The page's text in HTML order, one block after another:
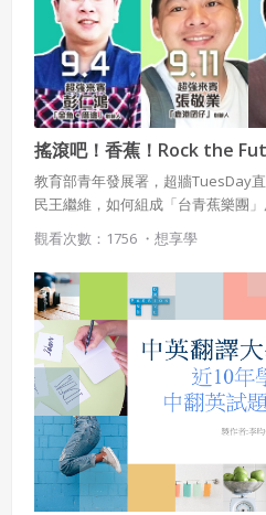
搖滾吧！香蕉！Rock the
生！
教育部青年發展署，超牆TuesDay
民王繼維，如何組成「台青蕉樂團
出年輕人的熱血與夢想，喚回大家
7點超牆TuesDay
觀看次數：1756 ・ 想享學
使用
使用
還沒有註冊帳號嗎
使用
已閱讀使用條款
已經有註冊帳號了
緣會員有意願吉寶知識系
系統表示您同意會員合約：
一、定義條款
授權內容：係指吉寶系統有限
經授權使用而置放於吉寶知識
衍生著作：係指就授權內容改作
二、會員規範
會員同意遵守本系統之會員規
策。
違反前項約定者，本系統得終
三、著作權授權
會員得於本系統內使用授權內
創用CC授權或其他授權者，會
似方法流通授權內容。
我同意上述會員條款
同意上述條款